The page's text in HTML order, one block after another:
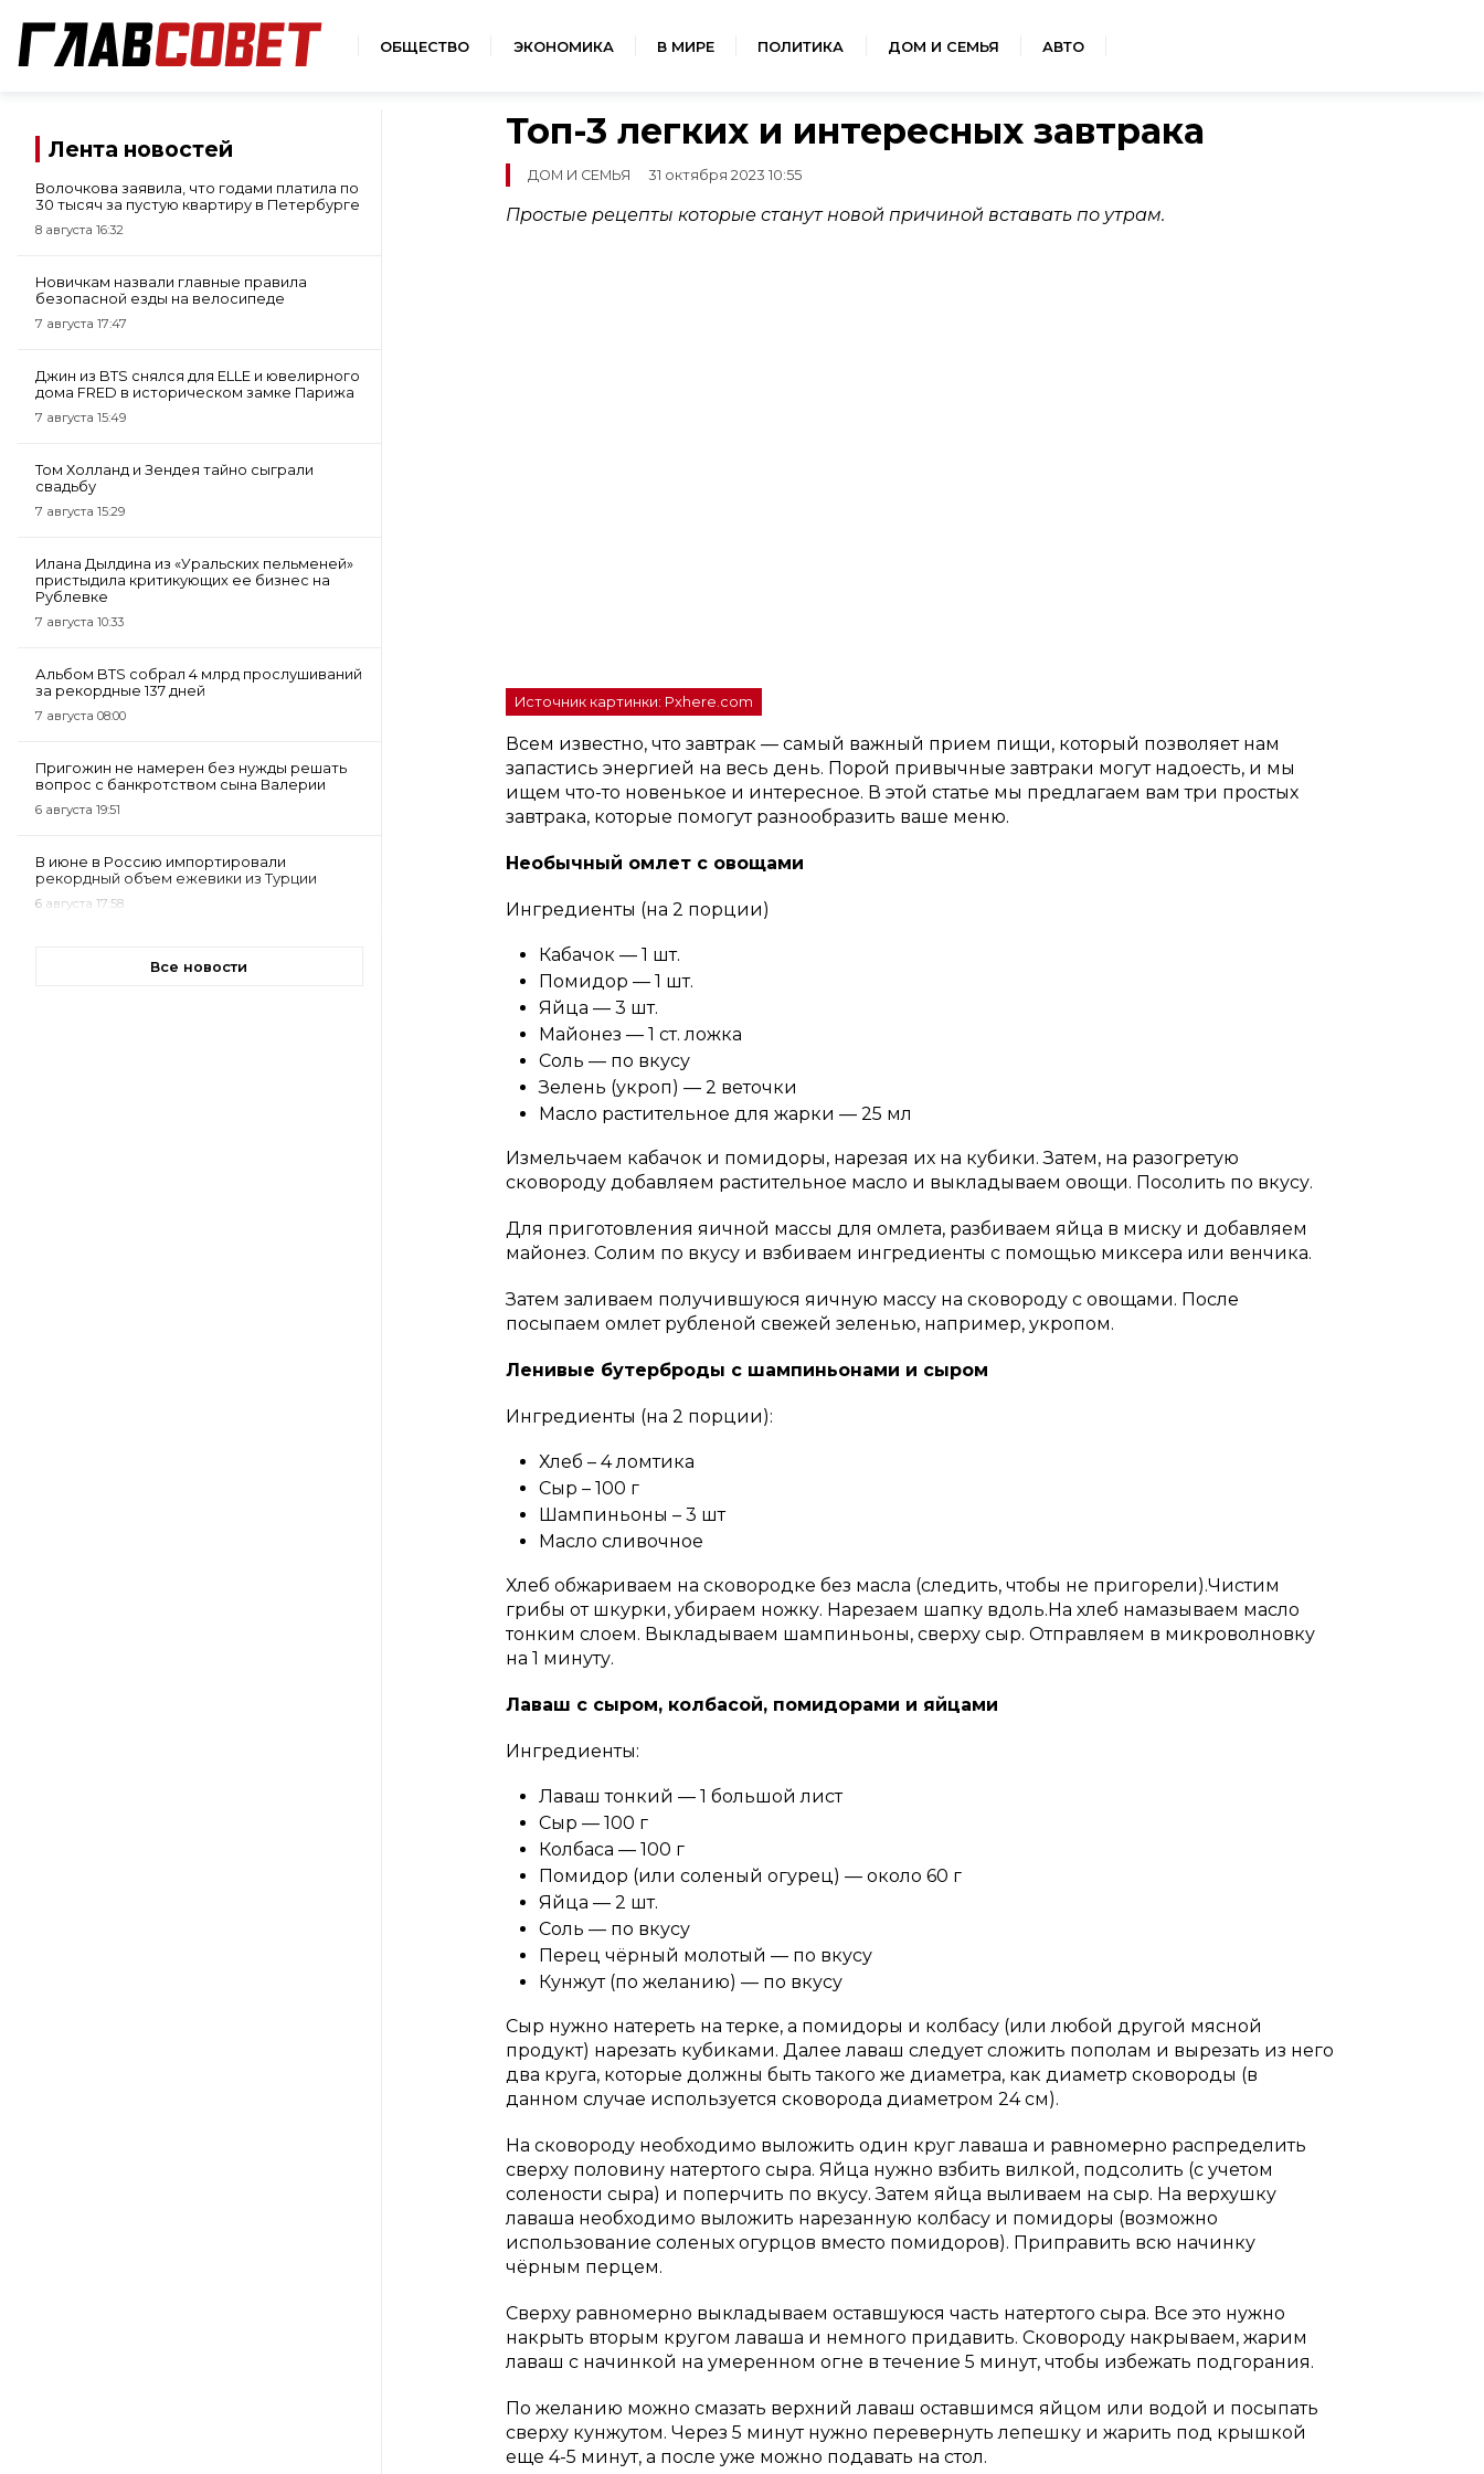
ОБЩЕСТВО ЭКОНОМИКА В МИРЕ ПОЛИТИКА ДОМ И СЕМЬЯ АВТО
Лента новостей
Волочкова заявила, что годами платила по
30 тысяч за пустую квартиру в Петербурге
8 августа 16:32
Новичкам назвали главные правила
безопасной езды на велосипеде
7 августа 17:47
Джин из BTS снялся для ELLE и ювелирного
дома FRED в историческом замке Парижа
7 августа 15:49
Том Холланд и Зендея тайно сыграли
свадьбу
7 августа 15:29
Илана Дылдина из «Уральских пельменей»
пристыдила критикующих ее бизнес на
Рублевке
7 августа 10:33
Альбом BTS собрал 4 млрд прослушиваний
за рекордные 137 дней
7 августа 08:00
Пригожин не намерен без нужды решать
вопрос с банкротством сына Валерии
6 августа 19:51
В июне в Россию импортировали
рекордный объем ежевики из Турции
6 августа 17:58
Все новости
Топ-3 легких и интересных завтрака
ДОМ И СЕМЬЯ 31 октября 2023 10:55
Простые рецепты которые станут новой причиной вставать по утрам.
Источник картинки: Pxhere.com
Всем известно, что завтрак — самый важный прием пищи, который позволяет нам
запастись энергией на весь день. Порой привычные завтраки могут надоесть, и мы
ищем что-то новенькое и интересное. В этой статье мы предлагаем вам три простых
завтрака, которые помогут разнообразить ваше меню.
Необычный омлет с овощами
Ингредиенты (на 2 порции)
Кабачок — 1 шт.
Помидор — 1 шт.
Яйца — 3 шт.
Майонез — 1 ст. ложка
Соль — по вкусу
Зелень (укроп) — 2 веточки
Масло растительное для жарки — 25 мл
Измельчаем кабачок и помидоры, нарезая их на кубики. Затем, на разогретую
сковороду добавляем растительное масло и выкладываем овощи. Посолить по вкусу.
Для приготовления яичной массы для омлета, разбиваем яйца в миску и добавляем
майонез. Солим по вкусу и взбиваем ингредиенты с помощью миксера или венчика.
Затем заливаем получившуюся яичную массу на сковороду с овощами. После
посыпаем омлет рубленой свежей зеленью, например, укропом.
Ленивые бутерброды с шампиньонами и сыром
Ингредиенты (на 2 порции):
Хлеб – 4 ломтика
Сыр – 100 г
Шампиньоны – 3 шт
Масло сливочное
Хлеб обжариваем на сковородке без масла (следить, чтобы не пригорели).Чистим
грибы от шкурки, убираем ножку. Нарезаем шапку вдоль.На хлеб намазываем масло
тонким слоем. Выкладываем шампиньоны, сверху сыр. Отправляем в микроволновку
на 1 минуту.
Лаваш с сыром, колбасой, помидорами и яйцами
Ингредиенты:
Лаваш тонкий — 1 большой лист
Сыр — 100 г
Колбаса — 100 г
Помидор (или соленый огурец) — около 60 г
Яйца — 2 шт.
Соль — по вкусу
Перец чёрный молотый — по вкусу
Кунжут (по желанию) — по вкусу
Сыр нужно натереть на терке, а помидоры и колбасу (или любой другой мясной
продукт) нарезать кубиками. Далее лаваш следует сложить пополам и вырезать из него
два круга, которые должны быть такого же диаметра, как диаметр сковороды (в
данном случае используется сковорода диаметром 24 см).
На сковороду необходимо выложить один круг лаваша и равномерно распределить
сверху половину натертого сыра. Яйца нужно взбить вилкой, подсолить (с учетом
солености сыра) и поперчить по вкусу. Затем яйца выливаем на сыр. На верхушку
лаваша необходимо выложить нарезанную колбасу и помидоры (возможно
использование соленых огурцов вместо помидоров). Приправить всю начинку
чёрным перцем.
Сверху равномерно выкладываем оставшуюся часть натертого сыра. Все это нужно
накрыть вторым кругом лаваша и немного придавить. Сковороду накрываем, жарим
лаваш с начинкой на умеренном огне в течение 5 минут, чтобы избежать подгорания.
По желанию можно смазать верхний лаваш оставшимся яйцом или водой и посыпать
сверху кунжутом. Через 5 минут нужно перевернуть лепешку и жарить под крышкой
еще 4-5 минут, а после уже можно подавать на стол.